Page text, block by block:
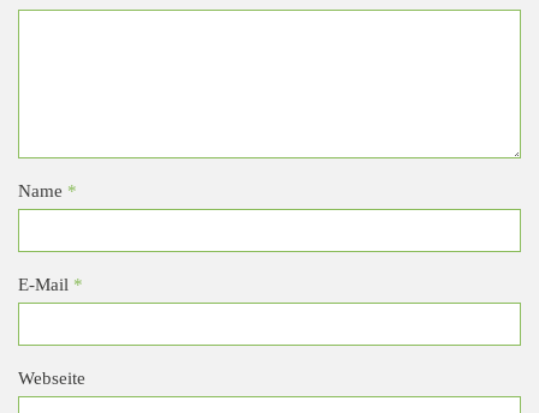
Name *
E-Mail *
Webseite